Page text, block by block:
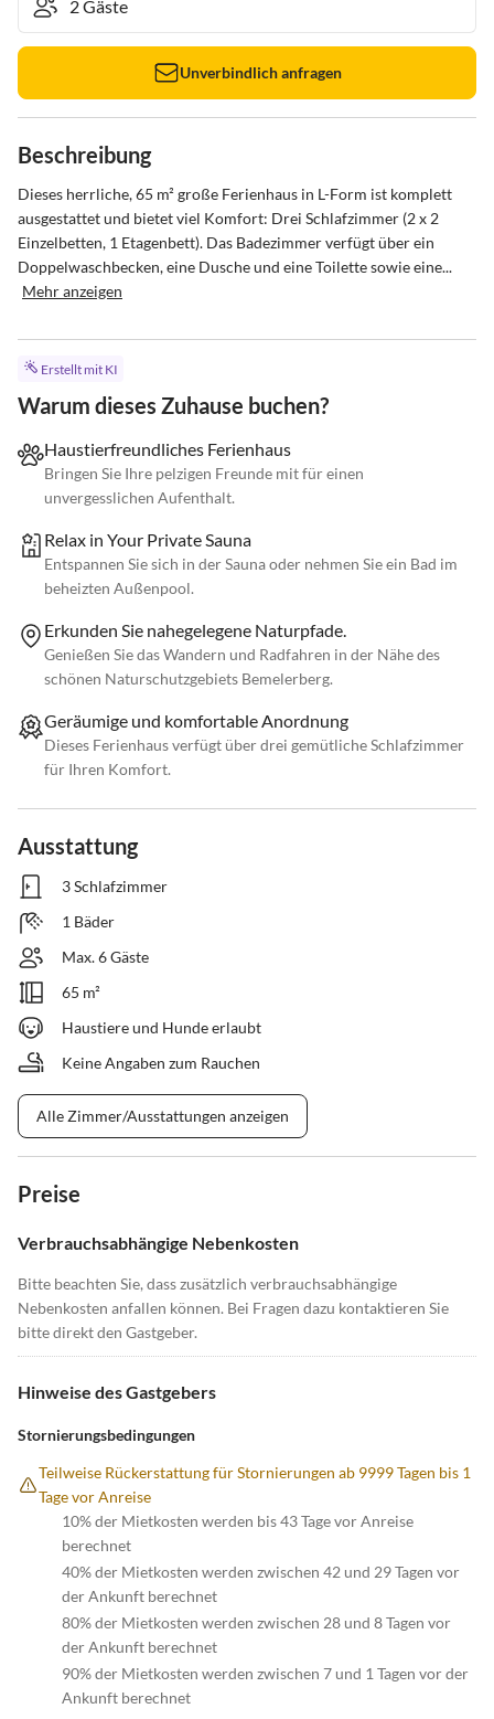
Unverbindlich anfragen
Beschreibung
Dieses herrliche, 65 m² große Ferienhaus in L-Form ist komplett
ausgestattet und bietet viel Komfort: Drei Schlafzimmer (2 x 2
Einzelbetten, 1 Etagenbett). Das Badezimmer verfügt über ein
Doppelwaschbecken, eine Dusche und eine Toilette sowie eine...
Mehr anzeigen
Erstellt mit KI
Warum dieses Zuhause buchen?
Haustierfreundliches Ferienhaus
Bringen Sie Ihre pelzigen Freunde mit für einen
unvergesslichen Aufenthalt.
Relax in Your Private Sauna
Entspannen Sie sich in der Sauna oder nehmen Sie ein Bad im
beheizten Außenpool.
Erkunden Sie nahegelegene Naturpfade.
Genießen Sie das Wandern und Radfahren in der Nähe des
schönen Naturschutzgebiets Bemelerberg.
Geräumige und komfortable Anordnung
Dieses Ferienhaus verfügt über drei gemütliche Schlafzimmer
für Ihren Komfort.
Ausstattung
3 Schlafzimmer
1 Bäder
Max. 6 Gäste
65 m²
Haustiere und Hunde erlaubt
Keine Angaben zum Rauchen
Alle Zimmer/Ausstattungen anzeigen
Preise
Verbrauchsabhängige Nebenkosten
Bitte beachten Sie, dass zusätzlich verbrauchsabhängige
Nebenkosten anfallen können. Bei Fragen dazu kontaktieren Sie
bitte direkt den Gastgeber.
Hinweise des Gastgebers
Stornierungsbedingungen
Teilweise Rückerstattung für Stornierungen ab 9999 Tagen bis 1
Tage vor Anreise
10% der Mietkosten werden bis 43 Tage vor Anreise
berechnet
40% der Mietkosten werden zwischen 42 und 29 Tagen vor
der Ankunft berechnet
80% der Mietkosten werden zwischen 28 und 8 Tagen vor
der Ankunft berechnet
90% der Mietkosten werden zwischen 7 und 1 Tagen vor der
Ankunft berechnet